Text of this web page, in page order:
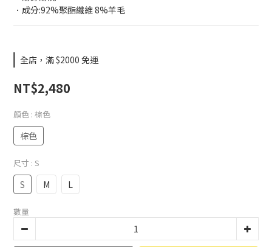
．成分:92%聚酯纖維 8%羊毛
全店，滿 $2000 免運
NT$2,480
顏色 : 棕色
棕色
尺寸 : S
S M L
數量